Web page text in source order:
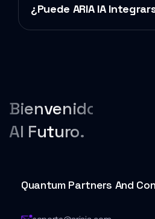
¿Puede ARIA IA
Bienvenido
Al Futuro.
Quantum Partners And